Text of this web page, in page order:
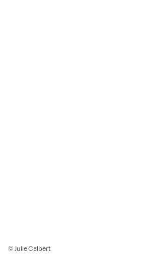
© Julie Calbert